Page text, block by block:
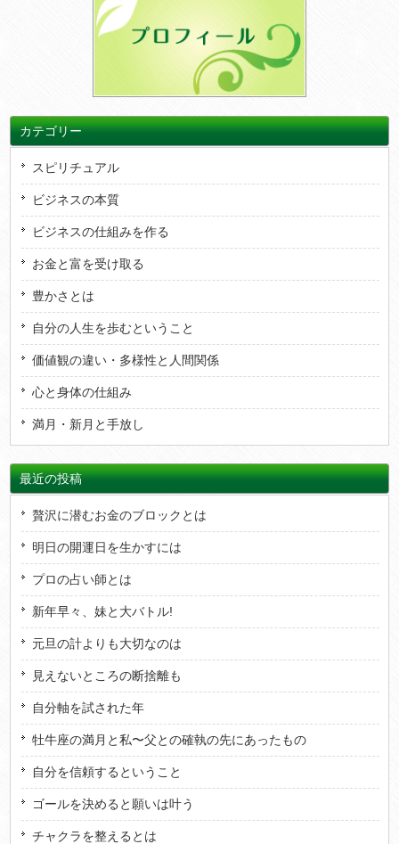
カテゴリー
スピリチュアル
ビジネスの本質
ビジネスの仕組みを作る
お金と富を受け取る
豊かさとは
自分の人生を歩むということ
価値観の違い・多様性と人間関係
心と身体の仕組み
満月・新月と手放し
最近の投稿
贅沢に潜むお金のブロックとは
明日の開運日を生かすには
プロの占い師とは
新年早々、妹と大バトル!
元旦の計よりも大切なのは
見えないところの断捨離も
自分軸を試された年
牡牛座の満月と私〜父との確執の先にあったもの
自分を信頼するということ
ゴールを決めると願いは叶う
チャクラを整えるとは